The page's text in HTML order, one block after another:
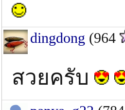
dingdong (964
สวยครับ